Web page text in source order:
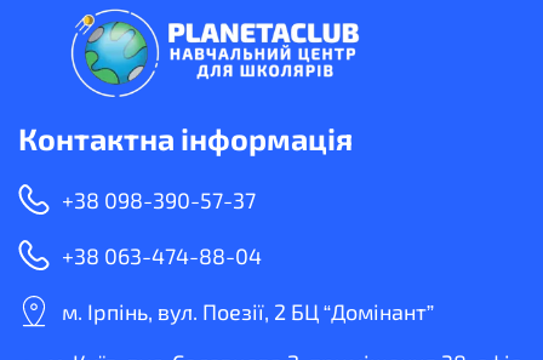
Контактна інформація
+38 098-390-57-37
+38 063-474-88-04
м. Ірпінь, вул. Поезії, 2 БЦ “Домінант”